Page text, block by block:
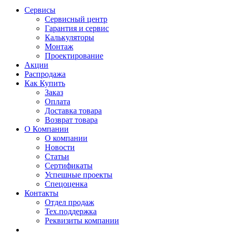
Сервисы
Сервисный центр
Гарантия и сервис
Калькуляторы
Монтаж
Проектирование
Акции
Распродажа
Как Купить
Заказ
Оплата
Доставка товара
Возврат товара
О Компании
О компании
Новости
Статьи
Сертификаты
Успешные проекты
Спецоценка
Контакты
Отдел продаж
Тех.поддержка
Реквизиты компании